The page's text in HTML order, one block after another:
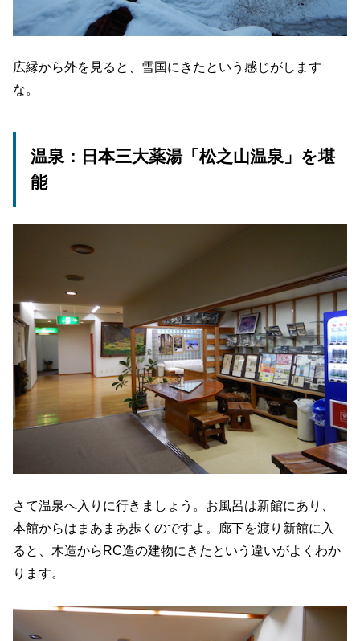
広縁から外を見ると、雪国にきたという感じがします
な。
温泉：日本三大薬湯「松之山温泉」を堪
能
さて温泉へ入りに行きましょう。お風呂は新館にあり、
本館からはまあまあ歩くのですよ。廊下を渡り新館に入
ると、木造からRC造の建物にきたという違いがよくわか
ります。